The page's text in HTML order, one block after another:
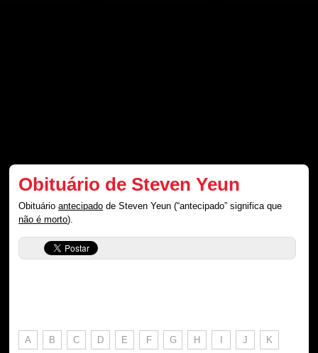
Obituário de Steven Yeun
Obituárioantecipado de Steven Yeun (“antecipado” significa que
não é morto).
A B C D E F G H I J K